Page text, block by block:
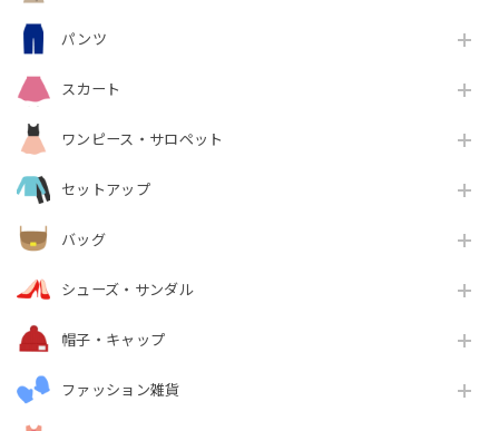
パンツ
スカート
ワンピース・サロペット
セットアップ
バッグ
シューズ・サンダル
帽子・キャップ
ファッション雑貨